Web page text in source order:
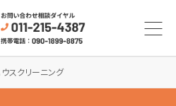
ウスクリーニング